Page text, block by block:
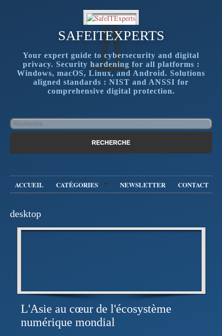
SAFEITEXPERTS
Your expert guide to cybersecurity and digital
privacy. Security hardening for all platforms :
Windows, macOS, Linux, and Android. Solutions
aligned standards : NIST and ANSSI for
comprehensive digital protection.
ACCUEIL CATÉGORIES NEWSLETTER CONTACT
desktop
L'Asie au cœur de l'écosystème
numérique mondial